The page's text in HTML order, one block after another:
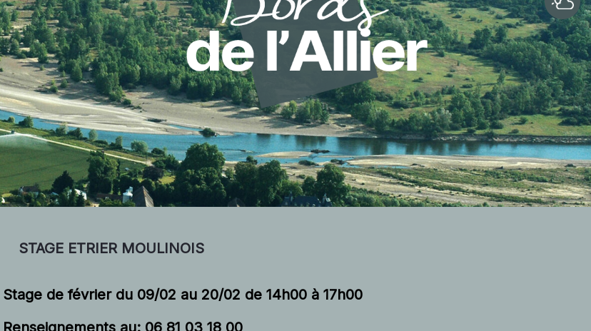
STAGE ETRIER MOULINOIS
Stage de février du 09/02 au 20/02 de 14h00 à 17h00
Renseignements au: 06 81 03 18 00